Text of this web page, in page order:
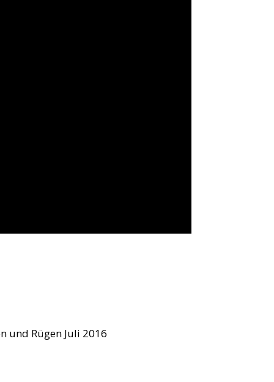
und Rügen Juli 2016